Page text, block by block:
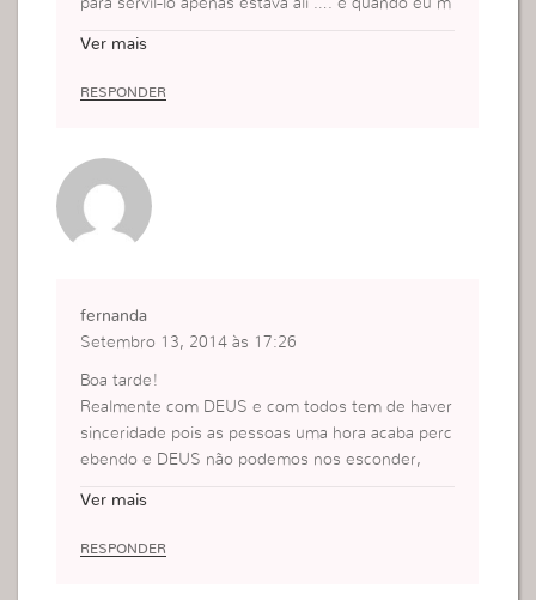
Ver mais
RESPONDER
fernanda
Setembro 13, 2014 às 17:26
Boa tarde!
Realmente com DEUS e com todos tem de haver
sinceridade pois as pessoas uma hora acaba perc
ebendo e DEUS não podemos nos esconder,
Ver mais
RESPONDER